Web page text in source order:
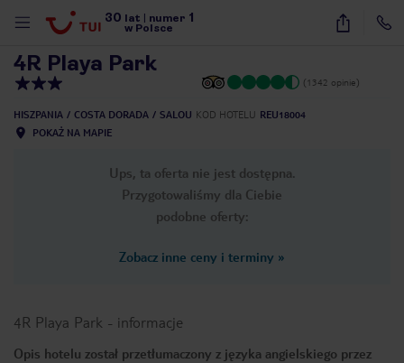
30 lat numer 1
w Polsce
73
4R Playa Park
(1342 opinie)
HISZPANIA COSTA DORADA SALOU KOD HOTELU REU18004
POKAŻ NA MAPIE
Ups, ta oferta nie jest dostępna.
Przygotowaliśmy dla Ciebie
podobne oferty:
Zobacz inne ceny i terminy »
4R Playa Park - informacje
Opis hotelu został przetłumaczony z języka angielskiego przez